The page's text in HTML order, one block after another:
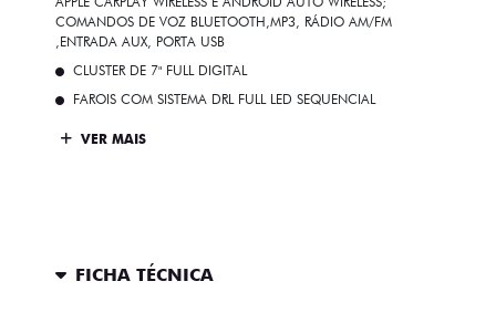
COMANDOS DE VOZ BLUETOOTH,MP3, RÁDIO AM/FM
,ENTRADA AUX, PORTA USB
CLUSTER DE 7" FULL DIGITAL
FAROIS COM SISTEMA DRL FULL LED SEQUENCIAL
VER MAIS
FICHA TÉCNICA